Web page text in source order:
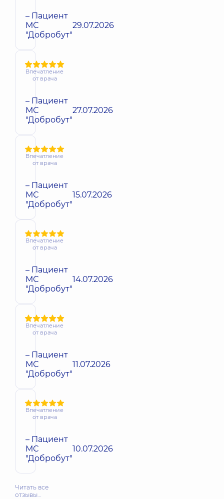
– Пациент
МС
"Добробут"
29.07.2026
Впечатление
от врача
– Пациент
МС
"Добробут"
27.07.2026
Впечатление
от врача
– Пациент
МС
"Добробут"
15.07.2026
Впечатление
от врача
– Пациент
МС
"Добробут"
14.07.2026
Впечатление
от врача
– Пациент
МС
"Добробут"
11.07.2026
Впечатление
от врача
– Пациент
МС
"Добробут"
10.07.2026
Читать все
отзывы…